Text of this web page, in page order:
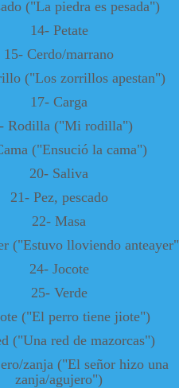
("La piedra es pesada")
14- Petate
15- Cerdo/marrano
("Los zorrillos apestan")
17- Carga
Rodilla ("Mi rodilla")
("Ensució la cama")
20- Saliva
21- Pez, pescado
22- Masa
("Estuvo lloviendo
24- Jocote
25- Verde
("El perro tiene jiote")
("Una red de mazorcas")
zanja ("El señor hizo una
zanja/agujero")